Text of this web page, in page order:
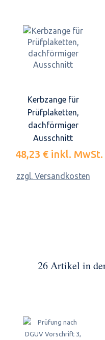
Kerbzange für
Prüfplaketten,
dachförmiger
Ausschnitt
48,23 € inkl. MwSt.
zzgl. Versandkosten
26 Artikel in